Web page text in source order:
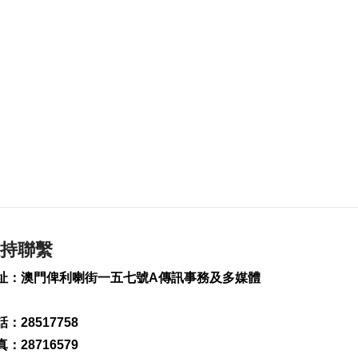
50人疏散
聯繫
：澳門俾利喇街一五七號A傳訊事務及多媒體
：28517758
：28716579